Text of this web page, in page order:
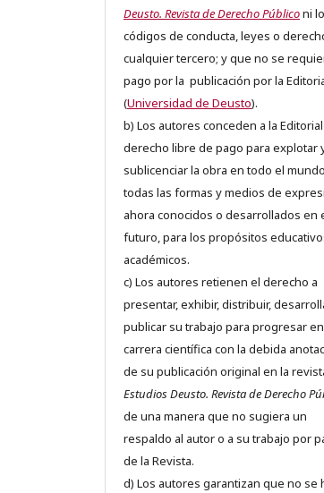
Deusto. Revista de Derecho Públiconi
códigos de conducta, leyes o
cualquier tercero; y que no se
pago por la publicación por la
(Universidad de Deusto).
b) Los autores conceden a la
derecho libre de pago para explotar
sublicenciar la obra en todo el
todas las formas y medios de
ahora conocidos o desarrollados en
futuro, para los propósitos
académicos.
c) Los autores retienen el derecho a
presentar, exhibir, distribuir,
publicar su trabajo para progresar
carrera científica con la debida
de su publicación original en la
Estudios Deusto. Revista de Derecho
de una manera que no sugiera un
respaldo al autor o a su trabajo por
de la Revista.
d) Los autores garantizan que no se